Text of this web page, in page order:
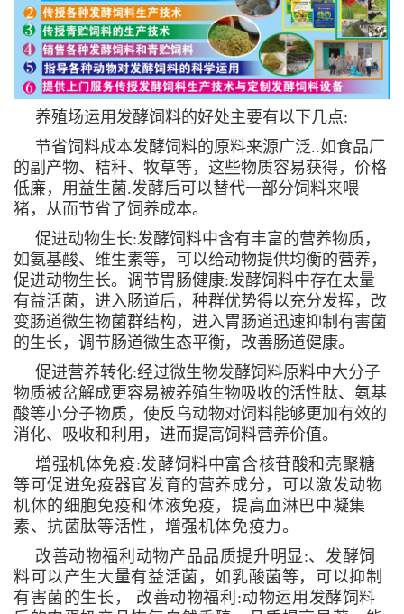
养殖场运用发酵饲料的好处主要有以下几点:
节省饲料成本发酵饲料的原料来源广泛..如食品厂
的副产物、秸秆、牧草等，这些物质容易获得，价格
低廉，用益生菌.发酵后可以替代一部分饲料来喂
猪，从而节省了饲养成本。
促进动物生长:发酵饲料中含有丰富的营养物质，
如氨基酸、维生素等，可以给动物提供均衡的营养，
促进动物生长。调节胃肠健康:发酵饲料中存在太量
有益活菌，进入肠道后，种群优势得以充分发挥，改
变肠道微生物菌群结构，进入胃肠道迅速抑制有害菌
的生长，调节肠道微生态平衡，改善肠道健康。
促进营养转化:经过微生物发酵饲料原料中大分子
物质被岔解成更容易被养殖生物吸收的活性肽、氨基
酸等小分子物质，使反乌动物对饲料能够更加有效的
消化、吸收和利用，进而提高饲料营养价值。
增强机体免疫:发酵饲料中富含核苷酸和壳聚糖
等可促进免疫器官发育的营养成分，可以激发动物
机体的细胞免疫和体液免疫，提高血淋巴中凝集
素、抗菌肽等活性，增强机体免疫力。
改善动物福利动物产品品质提升明显:、发酵饲
料可以产生大量有益活菌，如乳酸菌等，可以抑制
有害菌的生长， 改善动物福利:动物运用发酵饲料